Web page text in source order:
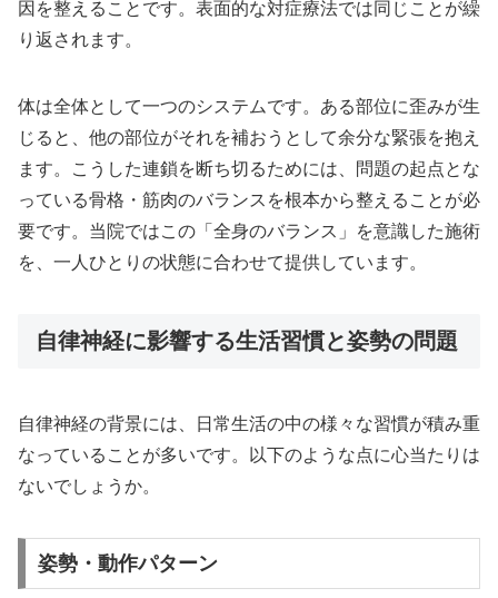
因を整えることです。表面的な対症療法では同じことが繰
り返されます。
体は全体として一つのシステムです。ある部位に歪みが生
じると、他の部位がそれを補おうとして余分な緊張を抱え
ます。こうした連鎖を断ち切るためには、問題の起点とな
っている骨格・筋肉のバランスを根本から整えることが必
要です。当院ではこの「全身のバランス」を意識した施術
を、一人ひとりの状態に合わせて提供しています。
自律神経に影響する生活習慣と姿勢の問題
自律神経の背景には、日常生活の中の様々な習慣が積み重
なっていることが多いです。以下のような点に心当たりは
ないでしょうか。
姿勢・動作パターン